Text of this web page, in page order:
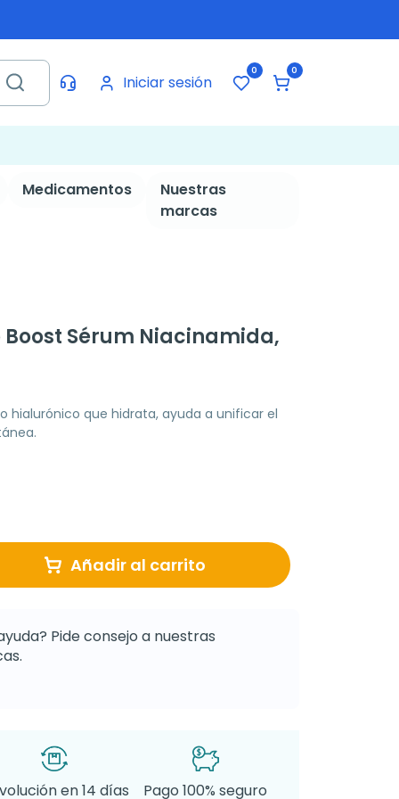
Iniciar sesión
0 0
Medicamentos
Nuestras
marcas
Sérum Niacinamida,
hialurónico que hidrata, ayuda a unificar el
Añadir al carrito
Pide consejo a nuestras
en 14 días
Pago 100% seguro